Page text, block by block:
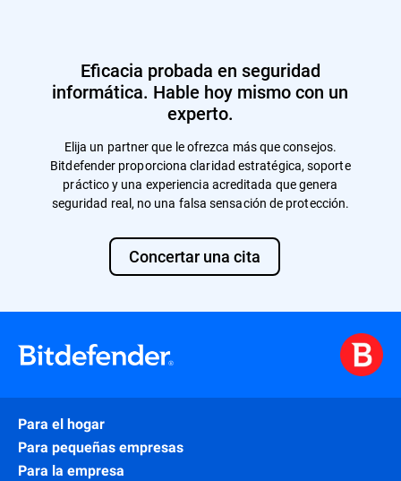
Eficacia probada en seguridad
informática. Hable hoy mismo con un
experto.
Elija un partner que le ofrezca más que consejos.
Bitdefender proporciona claridad estratégica, soporte
práctico y una experiencia acreditada que genera
seguridad real, no una falsa sensación de protección.
Concertar una cita
Para el hogar
Para pequeñas empresas
Para la empresa